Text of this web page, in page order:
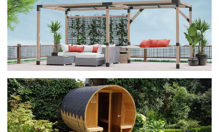
фотогалерея
ДОМИКИ
фотогалерея
Беседки CUBE